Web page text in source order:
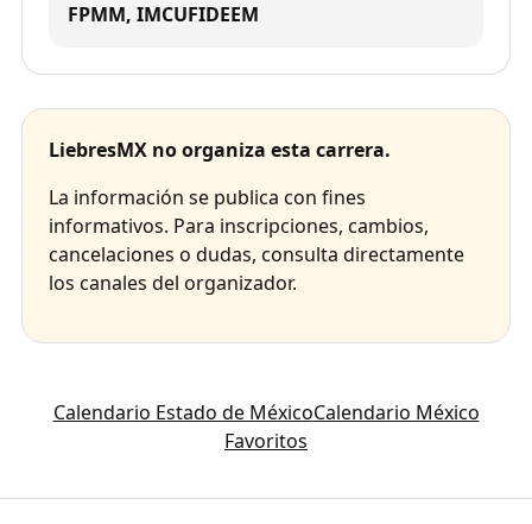
FPMM, IMCUFIDEEM
LiebresMX no organiza esta carrera.
La información se publica con fines
informativos. Para inscripciones, cambios,
cancelaciones o dudas, consulta directamente
los canales del organizador.
Calendario Estado de MéxicoCalendario México
Favoritos